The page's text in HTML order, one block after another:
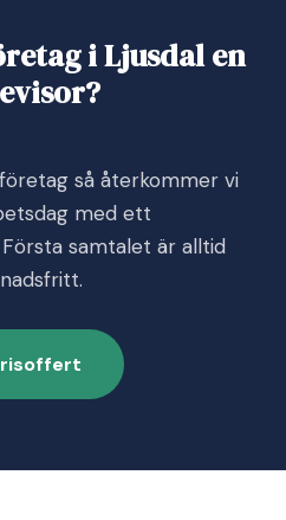
i Ljusdal en
så återkommer vi
med ett
samtalet är alltid